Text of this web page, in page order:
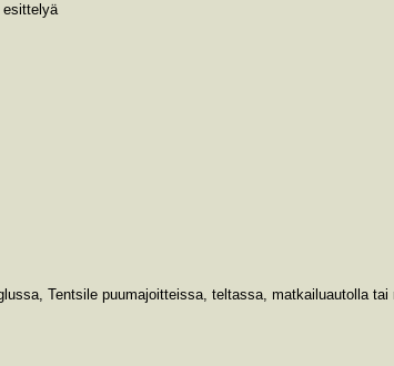
esittelyä
Tentsile puumajoitteissa, teltassa, matkailuautolla